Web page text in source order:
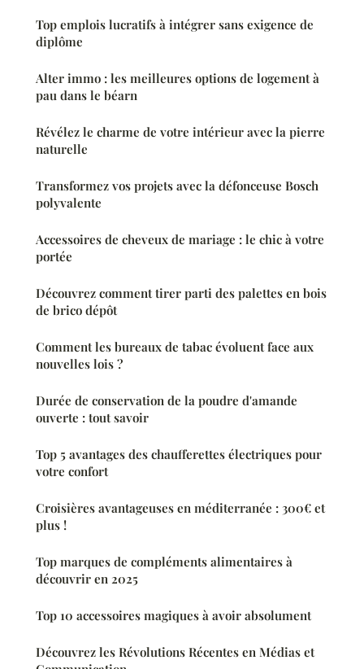
Top emplois lucratifs à intégrer sans exigence de
diplôme
Alter immo : les meilleures options de logement à
pau dans le béarn
Révélez le charme de votre intérieur avec la pierre
naturelle
Transformez vos projets avec la défonceuse Bosch
polyvalente
Accessoires de cheveux de mariage : le chic à votre
portée
Découvrez comment tirer parti des palettes en bois
de brico dépôt
Comment les bureaux de tabac évoluent face aux
nouvelles lois ?
Durée de conservation de la poudre d'amande
ouverte : tout savoir
Top 5 avantages des chaufferettes électriques pour
votre confort
Croisières avantageuses en méditerranée : 300€ et
plus !
Top marques de compléments alimentaires à
découvrir en 2025
Top 10 accessoires magiques à avoir absolument
Découvrez les Révolutions Récentes en Médias et